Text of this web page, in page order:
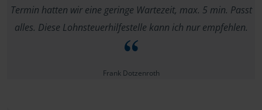
Termin hatten wir eine geringe Wartezeit, max. 5 min. Passt
alles. Diese Lohnsteuerhilfestelle kann ich nur empfehlen.
Frank Dotzenroth